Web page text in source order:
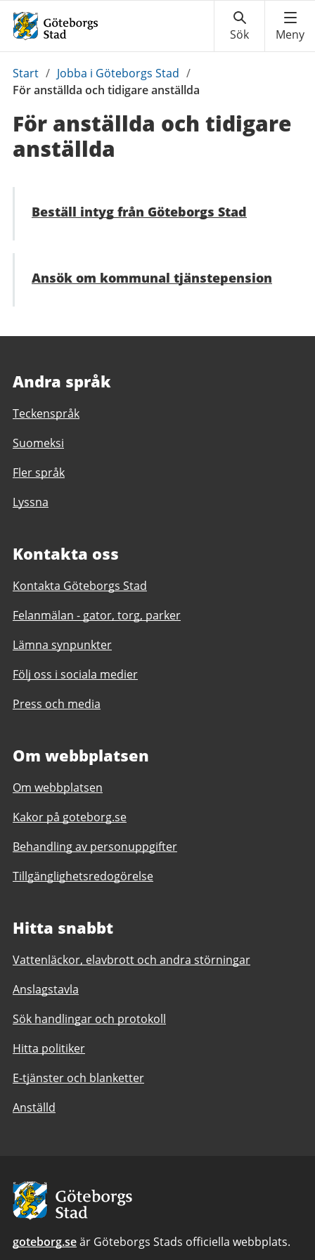
Du
är
Start / Jobba i Göteborgs Stad /
För anställda och tidigare anställda
För anställda och tidigare
anställda
Beställ intyg från Göteborgs Stad
Ansök om kommunal tjänstepension
Andra språk
Teckenspråk
Suomeksi
Fler språk
Lyssna
Kontakta oss
Kontakta Göteborgs Stad
Felanmälan - gator, torg, parker
Lämna synpunkter
Följ oss i sociala medier
Press och media
Om webbplatsen
Om webbplatsen
Kakor på goteborg.se
Behandling av personuppgifter
Tillgänglighetsredogörelse
Hitta snabbt
Vattenläckor, elavbrott och andra störningar
Anslagstavla
Sök handlingar och protokoll
Hitta politiker
E-tjänster och blanketter
Anställd
Avsändare:
Göteborgs
Stad
goteborg.seär Göteborgs Stads officiella webbplats.